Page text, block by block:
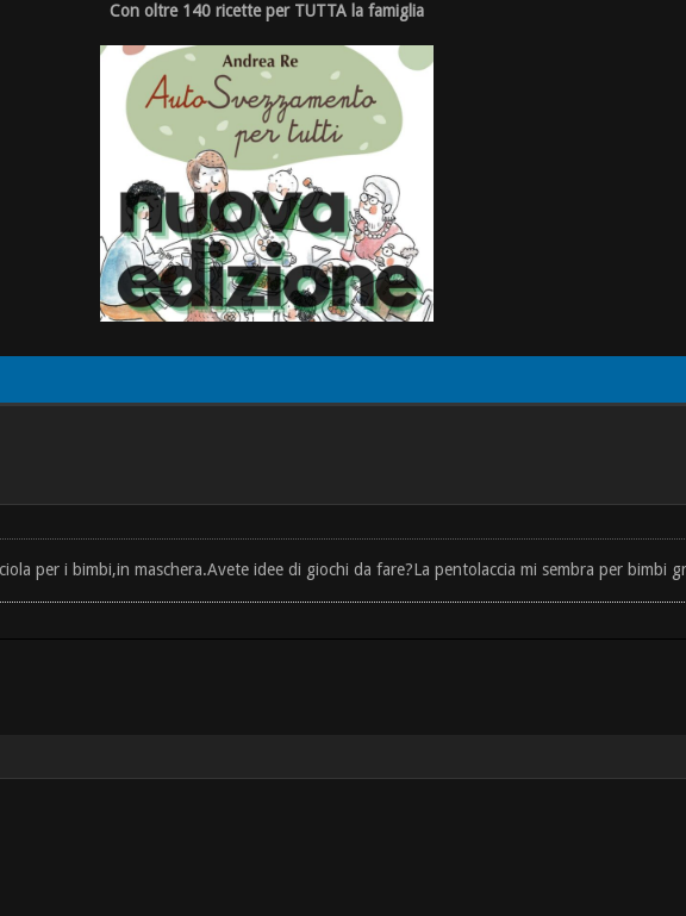
Con oltre 140 ricette per TUTTA la famiglia
per i bimbi,in maschera.Avete idee di giochi da fare?La pentolaccia mi sembra per bimbi